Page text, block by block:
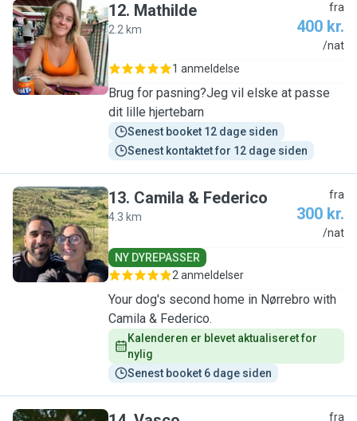
M
12. Mathilde
2.2 km
fra
400 kr.
/nat
1 anmeldelse
Brug for pasning?Jeg vil elske at passe
dit lille hjertebarn
Senest booket 12 dage siden
Senest kontaktet for 12 dage siden
C
13. Camila & Federico
4.3 km
fra
300 kr.
/nat
NY DYREPASSER
2 anmeldelser
Your dog's second home in Nørrebro with
Camila & Federico.
Kalenderen er blevet aktualiseret for
nylig
Senest booket 6 dage siden
fra